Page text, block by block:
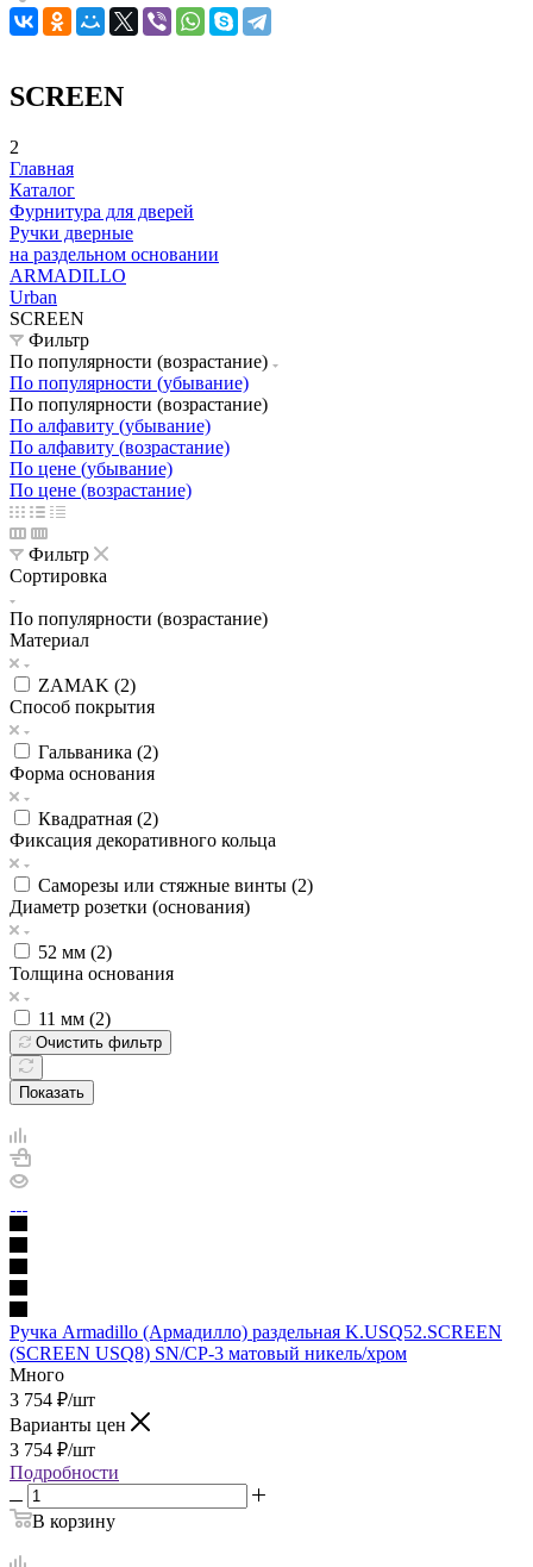
SCREEN
2
Главная
Каталог
Фурнитура для дверей
Ручки дверные
на раздельном основании
ARMADILLO
Urban
SCREEN
Фильтр
По популярности (возрастание)
По популярности (убывание)
По популярности (возрастание)
По алфавиту (убывание)
По алфавиту (возрастание)
По цене (убывание)
По цене (возрастание)
Фильтр
Сортировка
По популярности (возрастание)
Материал
ZAMAK (2)
Способ покрытия
Гальваника (2)
Форма основания
Квадратная (2)
Фиксация декоративного кольца
Саморезы или стяжные винты (2)
Диаметр розетки (основания)
52 мм (2)
Толщина основания
11 мм (2)
Очистить фильтр
Показать
Ручка Armadillo (Армадилло) раздельная K.USQ52.SCREEN
(SCREEN USQ8) SN/CP-3 матовый никель/хром
Много
3 754 ₽/шт
Варианты цен
3 754 ₽/шт
Подробности
В корзину